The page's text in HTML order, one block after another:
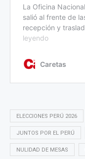
ELECCIONES PERÚ 2026
JUNTOS POR EL PERÚ
NULIDAD DE MESAS